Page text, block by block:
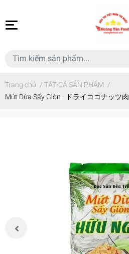
Trang chủ / TẤT CẢ SẢN PHẨM /
Mứt Dừa Sấy Giòn - ドライココナッツ肉